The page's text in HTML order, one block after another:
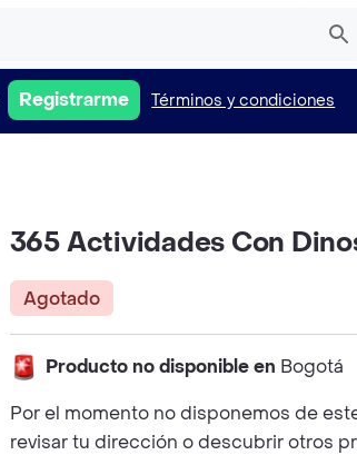
Registrarme Términos y condiciones
365 Actividades Con
Agotado
Producto no disponible en Bogotá
Por el momento no disponemos de
revisar tu dirección o descubrir otros